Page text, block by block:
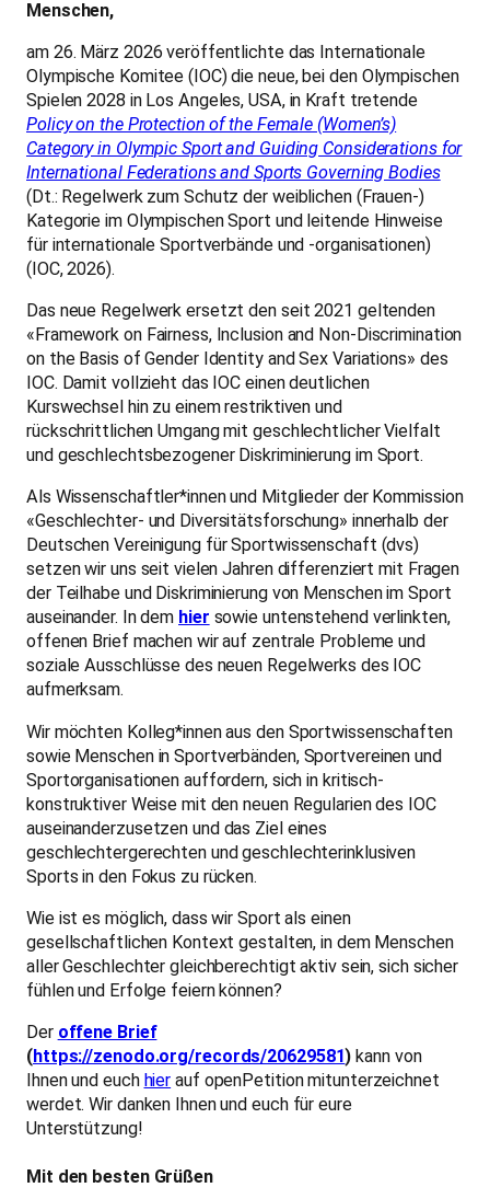
Menschen,
am 26. März 2026 veröffentlichte das Internationale
Olympische Komitee (IOC) die neue, bei den Olympischen
Spielen 2028 in Los Angeles, USA, in Kraft tretende
Policy on the Protection of the Female (Women’s)
Category in Olympic Sport and Guiding Considerations for
International Federations and Sports Governing Bodies
(Dt.: Regelwerk zum Schutz der weiblichen (Frauen-)
Kategorie im Olympischen Sport und leitende Hinweise
für internationale Sportverbände und -organisationen)
(IOC, 2026).
Das neue Regelwerk ersetzt den seit 2021 geltenden
«Framework on Fairness, Inclusion and Non-Discrimination
on the Basis of Gender Identity and Sex Variations» des
IOC. Damit vollzieht das IOC einen deutlichen
Kurswechsel hin zu einem restriktiven und
rückschrittlichen Umgang mit geschlechtlicher Vielfalt
und geschlechtsbezogener Diskriminierung im Sport.
Als Wissenschaftler*innen und Mitglieder der Kommission
«Geschlechter- und Diversitätsforschung» innerhalb der
Deutschen Vereinigung für Sportwissenschaft (dvs)
setzen wir uns seit vielen Jahren differenziert mit Fragen
der Teilhabe und Diskriminierung von Menschen im Sport
auseinander. In dem hier sowie untenstehend verlinkten,
offenen Brief machen wir auf zentrale Probleme und
soziale Ausschlüsse des neuen Regelwerks des IOC
aufmerksam.
Wir möchten Kolleg*innen aus den Sportwissenschaften
sowie Menschen in Sportverbänden, Sportvereinen und
Sportorganisationen auffordern, sich in kritisch-
konstruktiver Weise mit den neuen Regularien des IOC
auseinanderzusetzen und das Ziel eines
geschlechtergerechten und geschlechterinklusiven
Sports in den Fokus zu rücken.
Wie ist es möglich, dass wir Sport als einen
gesellschaftlichen Kontext gestalten, in dem Menschen
aller Geschlechter gleichberechtigt aktiv sein, sich sicher
fühlen und Erfolge feiern können?
Der offene Brief
(https://zenodo.org/records/20629581)kann von
Ihnen und euch hier auf openPetition mitunterzeichnet
werdet. Wir danken Ihnen und euch für eure
Unterstützung!
Mit den besten Grüßen